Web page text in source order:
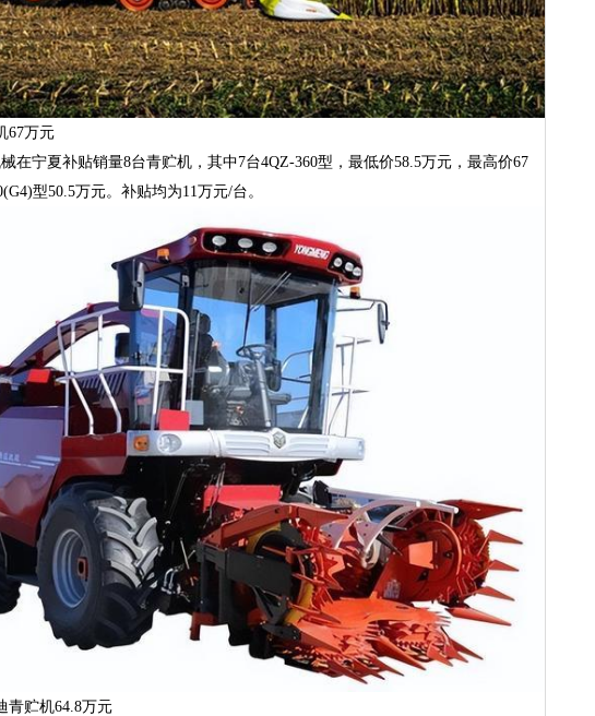
67万元
在宁夏补贴销量8台青贮机，其中7台4QZ-360型，最低价58.5万元，最高价67
型50.5万元。补贴均为11万元/台。
青贮机64.8万元